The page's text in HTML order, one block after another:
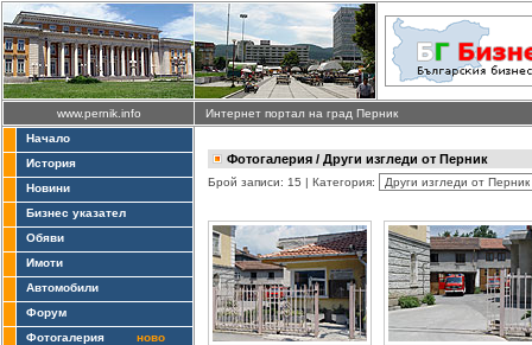
www.pernik.info
Интернет портал на град Перник
Начало
История
Новини
Бизнес указател
Обяви
Имоти
Автомобили
Форум
Фотогалерия
ново
Фотогалерия / Други изгледи от Перник
Брой записи: 15 | Категория: